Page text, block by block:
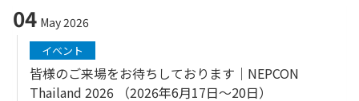
04 May 2026
イベント
皆様のご来場をお待ちしております｜NEPCON
Thailand 2026 （2026年6月17日～20日）